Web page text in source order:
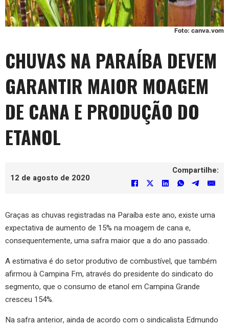
Foto: canva.vom
CHUVAS NA PARAÍBA DEVEM
GARANTIR MAIOR MOAGEM
DE CANA E PRODUÇÃO DO
ETANOL
12 de agosto de 2020
Compartilhe:
Graças as chuvas registradas na Paraíba este ano, existe uma
expectativa de aumento de 15% na moagem de cana e,
consequentemente, uma safra maior que a do ano passado.
A estimativa é do setor produtivo de combustível, que também
afirmou à Campina Fm, através do presidente do sindicato do
segmento, que o consumo de etanol em Campina Grande
cresceu 154%.
Na safra anterior, ainda de acordo com o sindicalista Edmundo